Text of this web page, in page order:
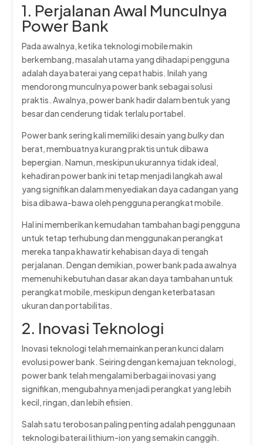
1. Perjalanan Awal Munculnya
Power Bank
Pada awalnya, ketika teknologi mobile makin
berkembang, masalah utama yang dihadapi pengguna
adalah daya baterai yang cepat habis. Inilah yang
mendorong munculnya power bank sebagai solusi
praktis. Awalnya, power bank hadir dalam bentuk yang
besar dan cenderung tidak terlalu portabel.
Power bank sering kali memiliki desain yangbulkydan
berat, membuatnya kurang praktis untuk dibawa
bepergian. Namun, meskipun ukurannya tidak ideal,
kehadiran power bank ini tetap menjadi langkah awal
yang signifikan dalam menyediakan daya cadangan yang
bisa dibawa-bawa oleh pengguna perangkat mobile.
Hal ini memberikan kemudahan tambahan bagi pengguna
untuk tetap terhubung dan menggunakan perangkat
mereka tanpa khawatir kehabisan daya di tengah
perjalanan. Dengan demikian, power bank pada awalnya
memenuhi kebutuhan dasar akan daya tambahan untuk
perangkat mobile, meskipun dengan keterbatasan
ukuran dan portabilitas.
2. Inovasi Teknologi
Inovasi teknologi telah memainkan peran kunci dalam
evolusi power bank. Seiring dengan kemajuan teknologi,
power bank telah mengalami berbagai inovasi yang
signifikan, mengubahnya menjadi perangkat yang lebih
kecil, ringan, dan lebih efisien.
Salah satu terobosan paling penting adalah penggunaan
teknologi baterai lithium-ion yang semakin canggih.